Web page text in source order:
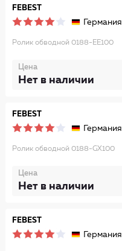
FEBEST
Германия
Ролик обводной 0188-EE100
Цена
Нет в наличии
FEBEST
Германия
Ролик обводной 0188-GX100
Цена
Нет в наличии
FEBEST
Германия